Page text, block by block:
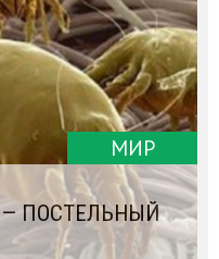
МИР
ПОСТЕЛЬНЫЙ